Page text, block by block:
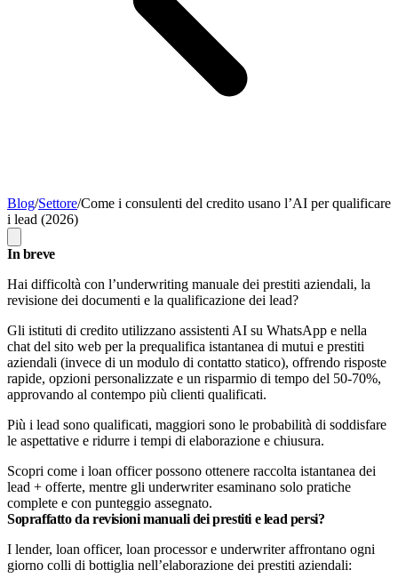
Blog/Settore/Come i consulenti del credito usano l’AI per qualificare
i lead (2026)
In breve
Hai difficoltà con l’underwriting manuale dei prestiti aziendali, la
revisione dei documenti e la qualificazione dei lead?
Gli istituti di credito utilizzano assistenti AI su WhatsApp e nella
chat del sito web per la prequalifica istantanea di mutui e prestiti
aziendali (invece di un modulo di contatto statico), offrendo risposte
rapide, opzioni personalizzate e un risparmio di tempo del 50-70%,
approvando al contempo più clienti qualificati.
Più i lead sono qualificati, maggiori sono le probabilità di soddisfare
le aspettative e ridurre i tempi di elaborazione e chiusura.
Scopri come i loan officer possono ottenere raccolta istantanea dei
lead + offerte, mentre gli underwriter esaminano solo pratiche
complete e con punteggio assegnato.
Sopraffatto da revisioni manuali dei prestiti e lead persi?
I lender, loan officer, loan processor e underwriter affrontano ogni
giorno colli di bottiglia nell’elaborazione dei prestiti aziendali: